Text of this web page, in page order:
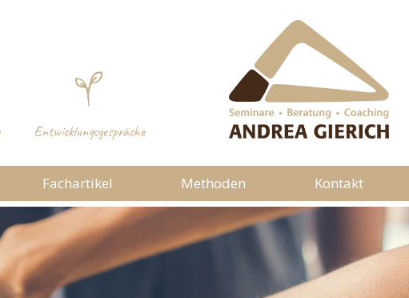
Entwicklungsgespräche
Fachartikel Methoden Kontakt